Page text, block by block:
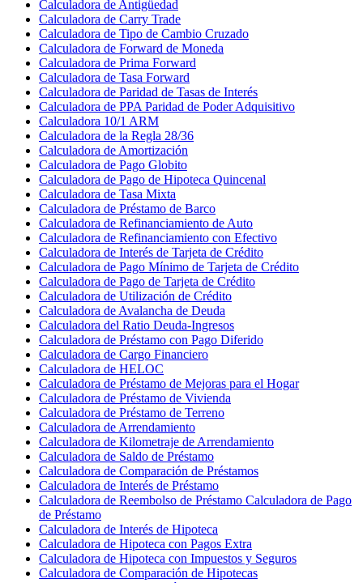
Calculadora de Antigüedad
Calculadora de Carry Trade
Calculadora de Tipo de Cambio Cruzado
Calculadora de Forward de Moneda
Calculadora de Prima Forward
Calculadora de Tasa Forward
Calculadora de Paridad de Tasas de Interés
Calculadora de PPA Paridad de Poder Adquisitivo
Calculadora 10/1 ARM
Calculadora de la Regla 28/36
Calculadora de Amortización
Calculadora de Pago Globito
Calculadora de Pago de Hipoteca Quincenal
Calculadora de Tasa Mixta
Calculadora de Préstamo de Barco
Calculadora de Refinanciamiento de Auto
Calculadora de Refinanciamiento con Efectivo
Calculadora de Interés de Tarjeta de Crédito
Calculadora de Pago Mínimo de Tarjeta de Crédito
Calculadora de Pago de Tarjeta de Crédito
Calculadora de Utilización de Crédito
Calculadora de Avalancha de Deuda
Calculadora del Ratio Deuda-Ingresos
Calculadora de Préstamo con Pago Diferido
Calculadora de Cargo Financiero
Calculadora de HELOC
Calculadora de Préstamo de Mejoras para el Hogar
Calculadora de Préstamo de Vivienda
Calculadora de Préstamo de Terreno
Calculadora de Arrendamiento
Calculadora de Kilometraje de Arrendamiento
Calculadora de Saldo de Préstamo
Calculadora de Comparación de Préstamos
Calculadora de Interés de Préstamo
Calculadora de Reembolso de Préstamo Calculadora de Pago
de Préstamo
Calculadora de Interés de Hipoteca
Calculadora de Hipoteca con Pagos Extra
Calculadora de Hipoteca con Impuestos y Seguros
Calculadora de Comparación de Hipotecas